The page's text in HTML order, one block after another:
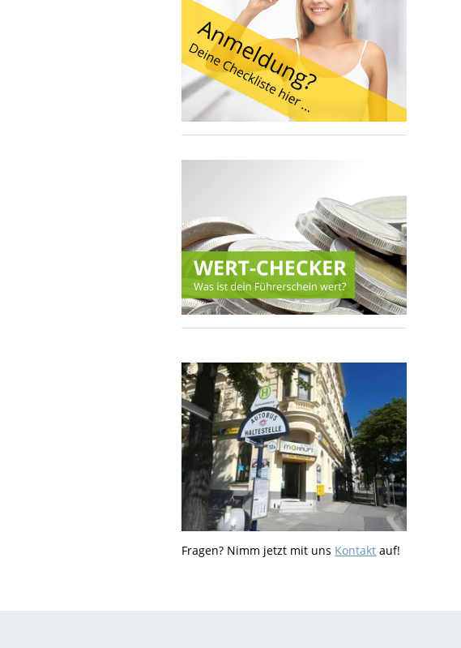
Fragen? Nimm jetzt mit uns Kontakt auf!